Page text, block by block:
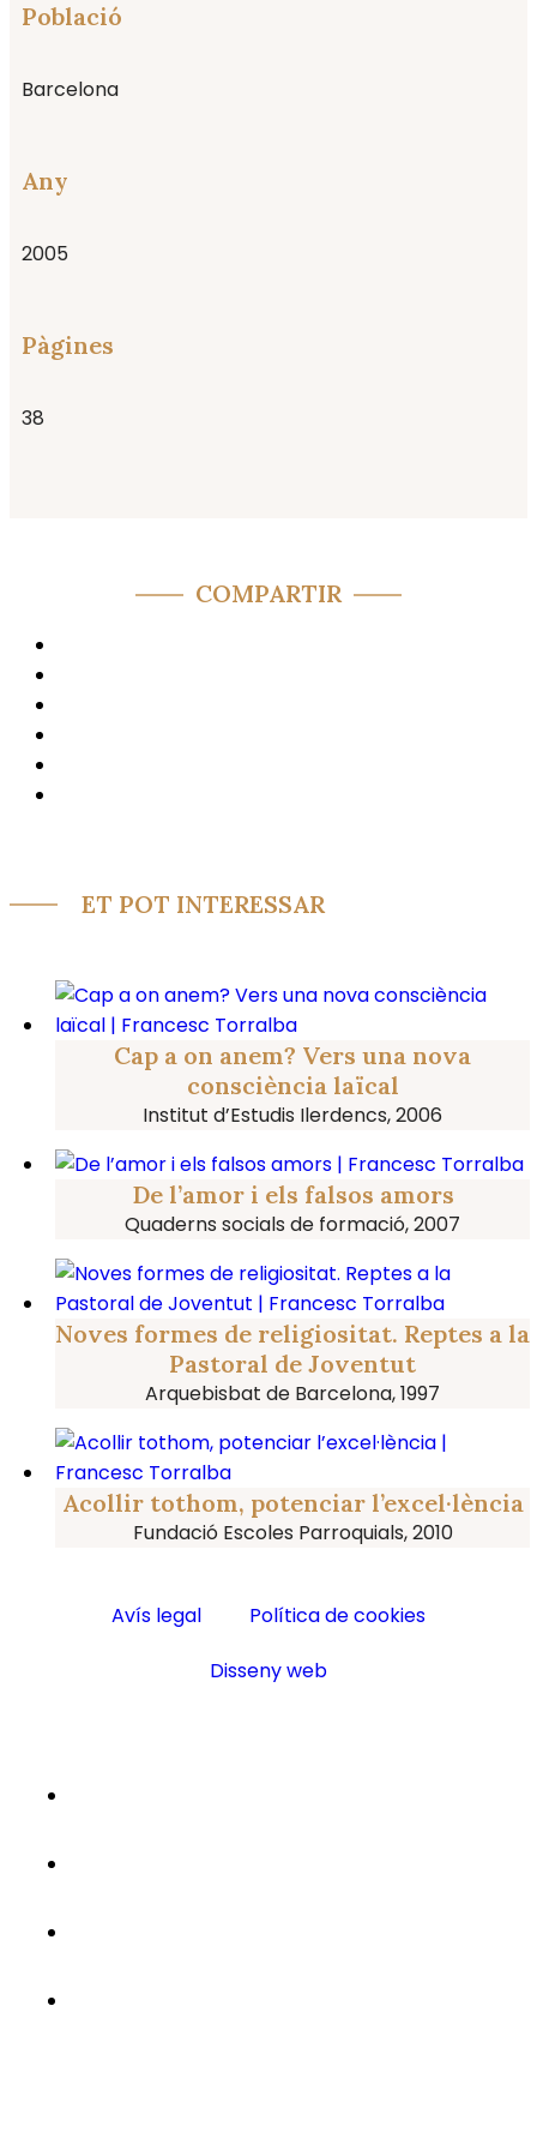
Població
Barcelona
Any
2005
Pàgines
38
COMPARTIR
ET POT INTERESSAR
Cap a on anem? Vers una nova
consciència laïcal
Institut d’Estudis Ilerdencs, 2006
De l’amor i els falsos amors
Quaderns socials de formació, 2007
Noves formes de religiositat. Reptes a la
Pastoral de Joventut
Arquebisbat de Barcelona, 1997
Acollir tothom, potenciar l’excel·lència
Fundació Escoles Parroquials, 2010
Avís legal
Política de cookies
Disseny web